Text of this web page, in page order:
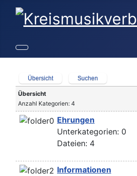
Übersicht Suchen
Übersicht
Anzahl Kategorien: 4
Ehrungen
Unterkategorien: 0
Dateien: 4
Informationen